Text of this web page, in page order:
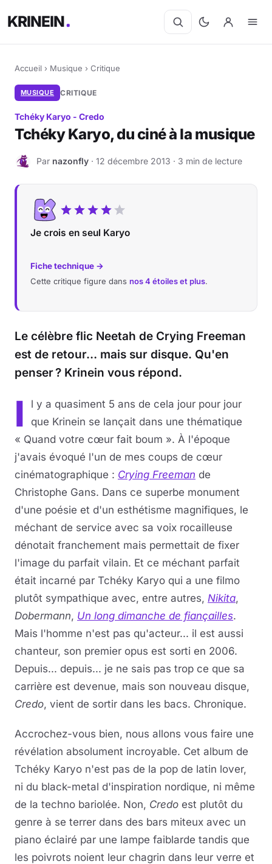
KRINEIN
Accueil › Musique › Critique
MUSIQUE CRITIQUE
Tchéky Karyo - Credo
Tchéky Karyo, du ciné à la musique
N Par nazonfly · 12 décembre 2013 · 3 min de lecture
Je crois en seul Karyo
Fiche technique →
Cette critique figure dans nos 4 étoiles et plus.
Le célèbre flic Neetah de Crying Freeman
est de retour… mais sur disque. Qu'en
penser ? Krinein vous répond.
I
l y a quasiment 5 ans de cela jour pour jour
que Krinein se lançait dans une thématique
« Quand votre cœur fait boum ». À l'époque
j'avais évoqué l'un de mes coups de cœur
cinématographique : Crying Freeman de
Christophe Gans. Dans ce superbe monument
d'une poésie et d'un esthétisme magnifiques, le
méchant de service avec sa voix rocailleuse
dénotait franchement mais permettait de fixer
l'image du parfait vilain. Et ce méchant parfait
était incarné par Tchéky Karyo qui a une filmo
plutôt sympathique avec, entre autres, Nikita,
Dobermann, Un long dimanche de fiançailles.
Mais l'homme n'est pas qu'acteur... il est aussi
chanteur, son premier opus est sorti en 2006.
Depuis... depuis... je ne sais pas trop ce que sa
carrière est devenue, mais son nouveau disque,
Credo, vient de sortir dans les bacs. Chronique.
Accrochez-vous bien, nous allons vous faire une
révélation absolument incroyable. Cet album de
Tchéky Karyo n'est pas de la pop de latin lover,
ni du black-metal d'inspiration nordique, ni même
de la techno bariolée. Non, Credo est plutôt du
genre à se terrer dans des bars miteux avec un
piano éclairé par une lampe faiblarde tandis que
les poivrots noient leur chagrin dans leur verre et